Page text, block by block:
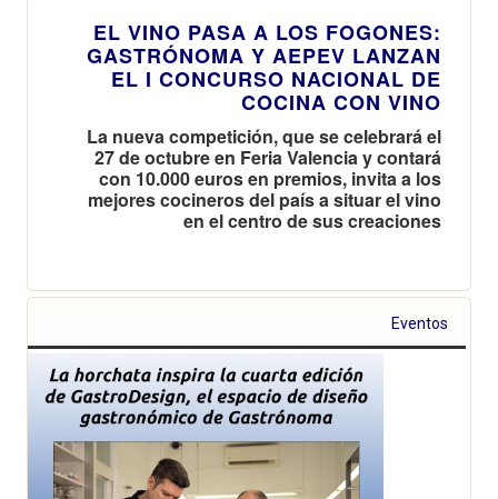
EL VINO PASA A LOS FOGONES:
GASTRÓNOMA Y AEPEV LANZAN
EL I CONCURSO NACIONAL DE
COCINA CON VINO
La nueva competición, que se celebrará el
27 de octubre en Feria Valencia y contará
con 10.000 euros en premios, invita a los
mejores cocineros del país a situar el vino
en el centro de sus creaciones
Eventos